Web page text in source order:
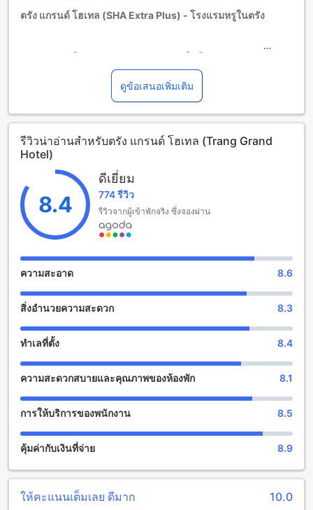
ตรัง แกรนด์ โฮเทล (SHA Extra Plus) - โรงแรมหรูในตรัง
ดาวที่ตั้งอยู่ในตรัง ไทย โรงแรมนี้สร้างขึ้นในปี 2014 และตั้งอยู่
ห่างจากใจกลางเมืองเพียง 2.6 กิโลเมตรเท่านั้น ทำให้เป็นที่พักที่
สะดวกสบายสำหรับการเดินทางไปมาในตัวเมืองตรัง
โรงแรมตรัง แกรนด์ โฮเทล (SHA Extra Plus) เปิดให้บริการเช็ค
เอาท์ถึงเวลา 12:00 นาฬิกาและเช็คอินตั้งแต่เวลา 02:00 นาฬิกา
เพื่อให้แขกสามารถมีเวลาพักผ่อนอย่างเต็มที่ โรงแรมยังมีจำนวน
ห้องพักทั้งหมด 79 ห้อง ซึ่งสามารถรองรับแขกได้อย่างสะดวก
โรงแรมนี้ยังมีนโยบายเด็กที่เข้าพักได้ฟรี สามารถเป็นที่พักสำหรับ
เด็กอายุตั้งแต่ 2 ถึง 12 ปีได้โดยไม่มีค่าใช้จ่ายเพิ่มเติม ทำให้เป็น
ที่พักที่เหมาะสำหรับครอบครัวที่มีเด็กเล็ก
สิ่งอำนวยความสะดวกในการพักผ่อนที่ตรัง แกรนด์ โฮเทล (SHA
ในการพักผ่อนที่หลากหลายเพื่อให้คุณสนุกสนานและผ่อนคลายได้
อย่างเต็มที่ ที่พักนี้มีสวนที่สวยงามที่คุณสามารถเดินเล่นหรือนั่งพัก
ทีวีและพื้นที่นั่งเล่นร่วมกันที่สะดวกสบาย ที่นี่คุณสามารถสัมผัส
สิ่งอำนวยความสะดวกที่โรงแรมตรัง แกรนด์ โฮเทล (SHA Extra
สะดวกที่หลากหลายเพื่อให้คุณมีประสบการณ์การเข้าพักที่สะดวก
สบายและประทับใจ หากคุณต้องการทำงานหรือเชื่อมต่อกับโลก
และในพื้นที่สาธารณะ นอกจากนี้ยังมีพื้นที่สำหรับสูบบุหรี่ที่กำหนด
เฉพาะ เพื่อให้คุณสามารถสูบบุหรี่ได้อย่างสะดวกสบาย อีกทั้งยังมี
ดูข้อเสนอเพิ่มเติม
รีวิวน่าอ่านสำหรับตรัง แกรนด์ โฮเทล (Trang Grand
Hotel)
8.4
ดีเยี่ยม
774 รีวิว
รีวิวจากผู้เข้าพักจริง ซึ่งจองผ่าน
ความสะอาด 8.6
สิ่งอำนวยความสะดวก 8.3
ทำเลที่ตั้ง 8.4
ความสะดวกสบายและคุณภาพของห้องพัก 8.1
การให้บริการของพนักงาน 8.5
คุ้มค่ากับเงินที่จ่าย 8.9
ให้คะแนนเต็มเลย ดีมาก 10.0